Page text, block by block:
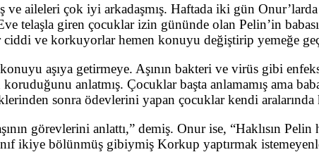
ve aileleri çok iyi arkadaşmış. Haftada iki gün
telaşla giren çocuklar izin gününde olan Pelin’in
ciddi ve korkuyorlar hemen konuyu değiştirip yemeğe
aşıya getirmeye. Aşının bakteri ve virüs gibi
anlatmış. Çocuklar başta anlamamış ama
sonra ödevlerini yapan çocuklar kendi aralarında
görevlerini anlattı,” demiş. Onur ise, “Haklısın
ikiye bölünmüş gibiymiş Korkup yaptırmak